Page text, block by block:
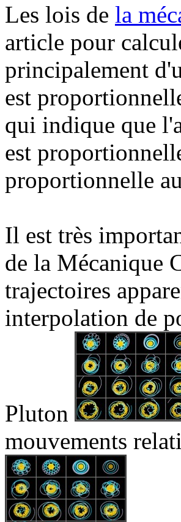
Les lois de la
article pour
principalement
est
qui indique que
est
proportionnelle
Il est très
de la Mécanique
trajectoires
interpolation de
Pluton
mouvements